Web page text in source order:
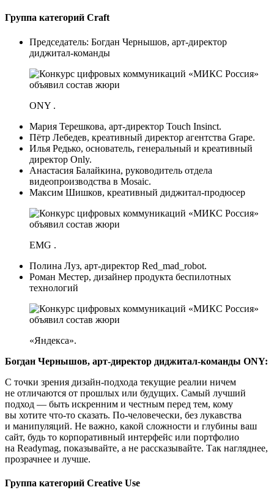
Группа категорий Craft
Председатель: Богдан Чернышов, арт-директор
диджитал-команды
ONY .
Мария Терешкова, арт-директор Touch Insinct.
Пётр Лебедев, креативный директор агентства Grape.
Илья Редько, основатель, генеральный и креативный
директор Only.
Анастасия Балайкина, руководитель отдела
видеопроизводства в Mosaic.
Максим Шишков, креативный диджитал-продюсер
EMG .
Полина Луз, арт-директор Red_mad_robot.
Роман Местер, дизайнер продукта беспилотных
технологий
«Яндекса».
Богдан Чернышов, арт-директор диджитал-команды ONY:
С точки зрения дизайн-подхода текущие реалии ничем
не отличаются от прошлых или будущих. Самый лучший
подход — быть искренним и честным перед тем, кому
вы хотите что-то сказать. По-человечески, без лукавства
и манипуляций. Не важно, какой сложности и глубины ваш
сайт, будь то корпоративный интерфейс или портфолио
на Readymag, показывайте, а не рассказывайте. Так нагляднее,
прозрачнее и лучше.
Группа категорий Creative Use